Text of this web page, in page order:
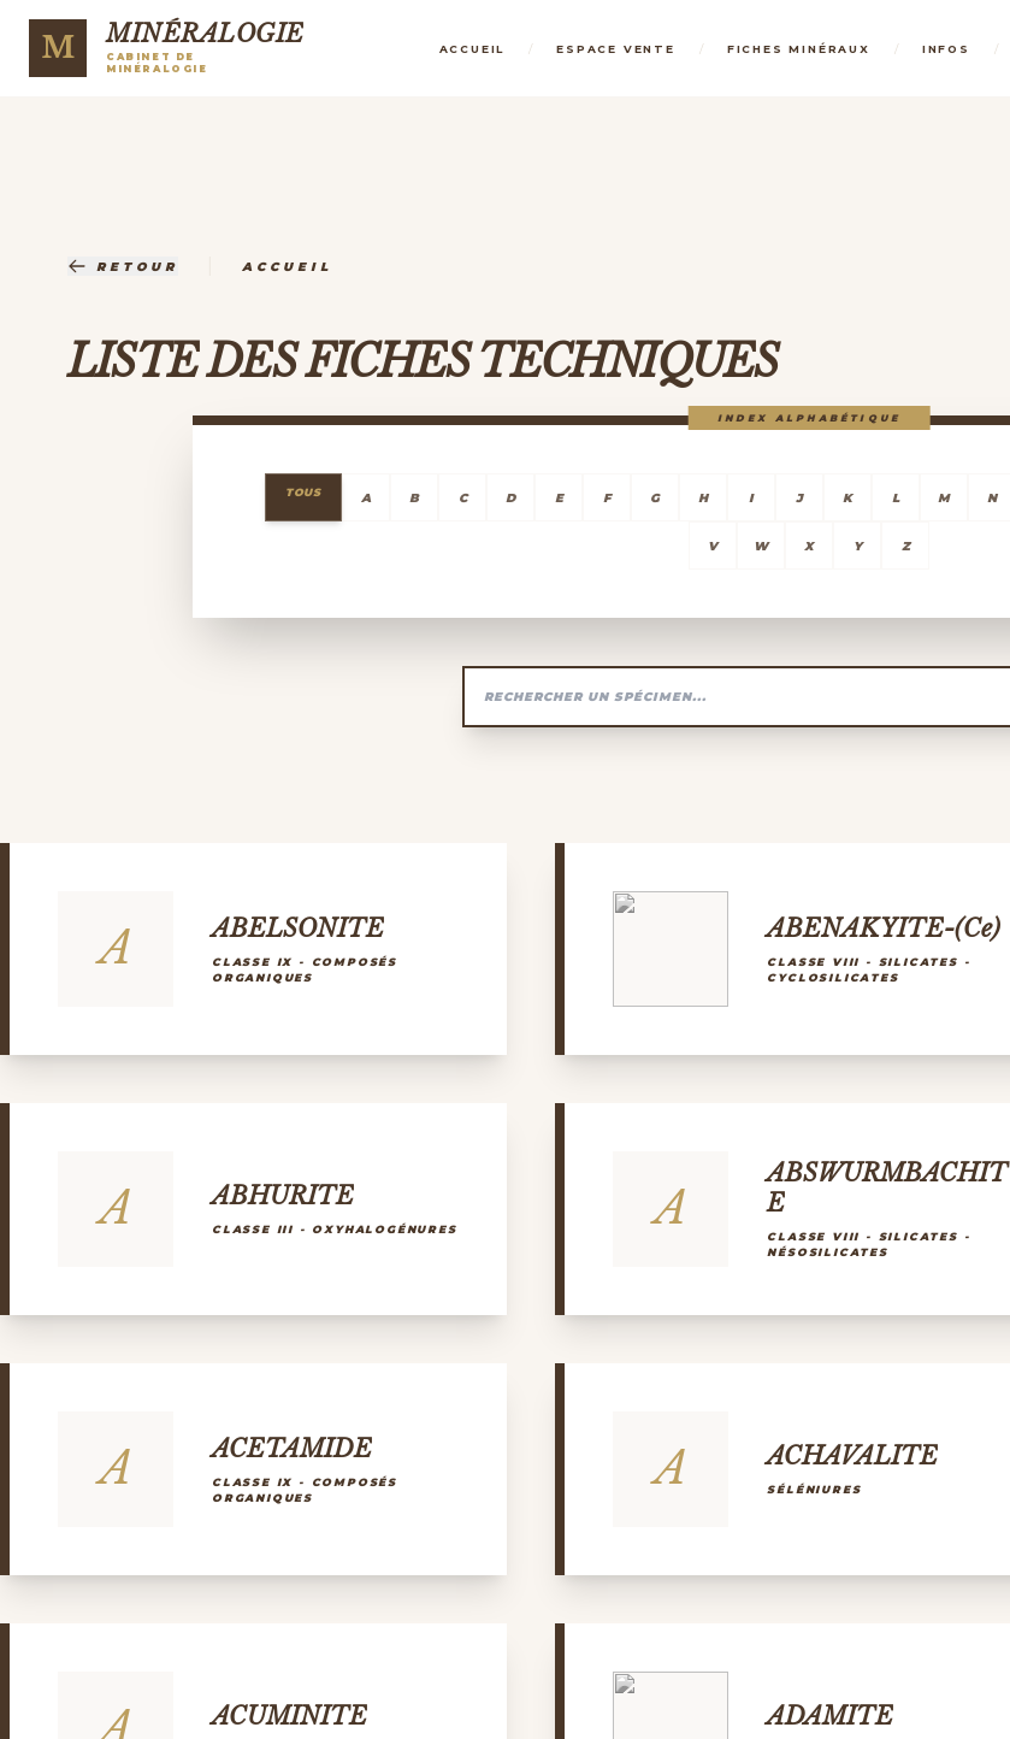
M MINÉRALOGIE
CABINET DE
MINÉRALOGIE
ACCUEIL / ESPACE VENTE / FICHES MINÉRAUX / INFOS /
RETOUR ACCUEIL
LISTE DES FICHES TECHNIQUES
INDEX ALPHABÉTIQUE
TOUS A B C D E F G H I J K L M N
V W X Y Z
A ABELSONITE
CLASSE IX - COMPOSÉS
ORGANIQUES
ABENAKYITE-(Ce)
CLASSE VIII - SILICATES -
CYCLOSILICATES
A ABHURITE
CLASSE III - OXYHALOGÉNURES A
ABSWURMBACHIT
E
CLASSE VIII - SILICATES -
NÉSOSILICATES
A ACETAMIDE
CLASSE IX - COMPOSÉS
ORGANIQUES
A ACHAVALITE
SÉLÉNIURES
ACUMINITE ADAMITE